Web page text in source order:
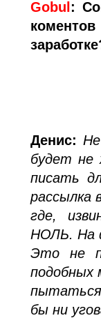
Gobul :
Денис:
будет
писать
рассылка
где,
НОЛЬ. На
Это не
бы ни